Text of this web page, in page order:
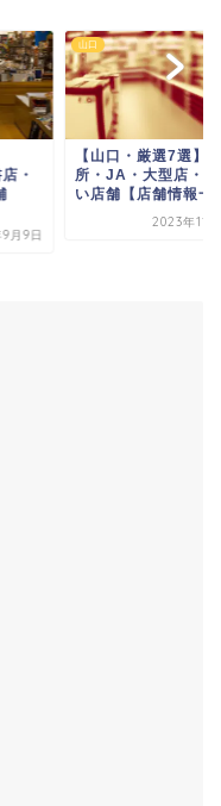
・
月9日
山口
【山口・厳選7選】
所・JA・大型店・
い店舗【店舗情報一
2023年11